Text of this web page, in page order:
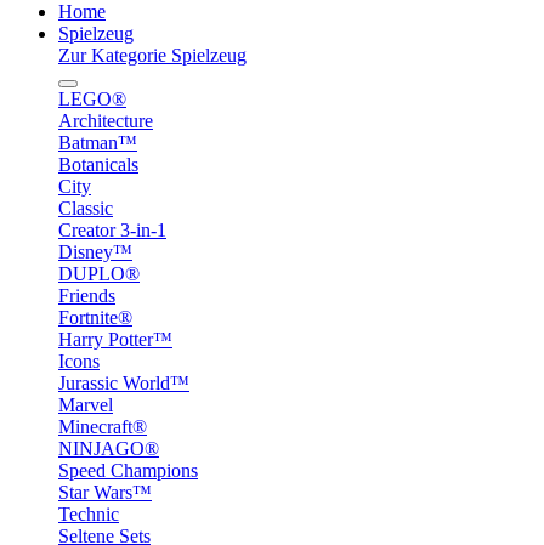
Home
Spielzeug
Zur Kategorie Spielzeug
LEGO®
Architecture
Batman™
Botanicals
City
Classic
Creator 3-in-1
Disney™
DUPLO®
Friends
Fortnite®
Harry Potter™
Icons
Jurassic World™
Marvel
Minecraft®
NINJAGO®
Speed Champions
Star Wars™
Technic
Seltene Sets